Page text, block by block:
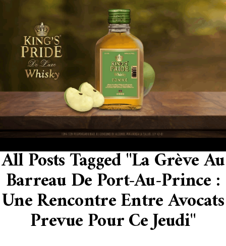
All Posts Tagged "La Grève Au
Barreau De Port-Au-Prince :
Une Rencontre Entre Avocats
Prevue Pour Ce Jeudi"